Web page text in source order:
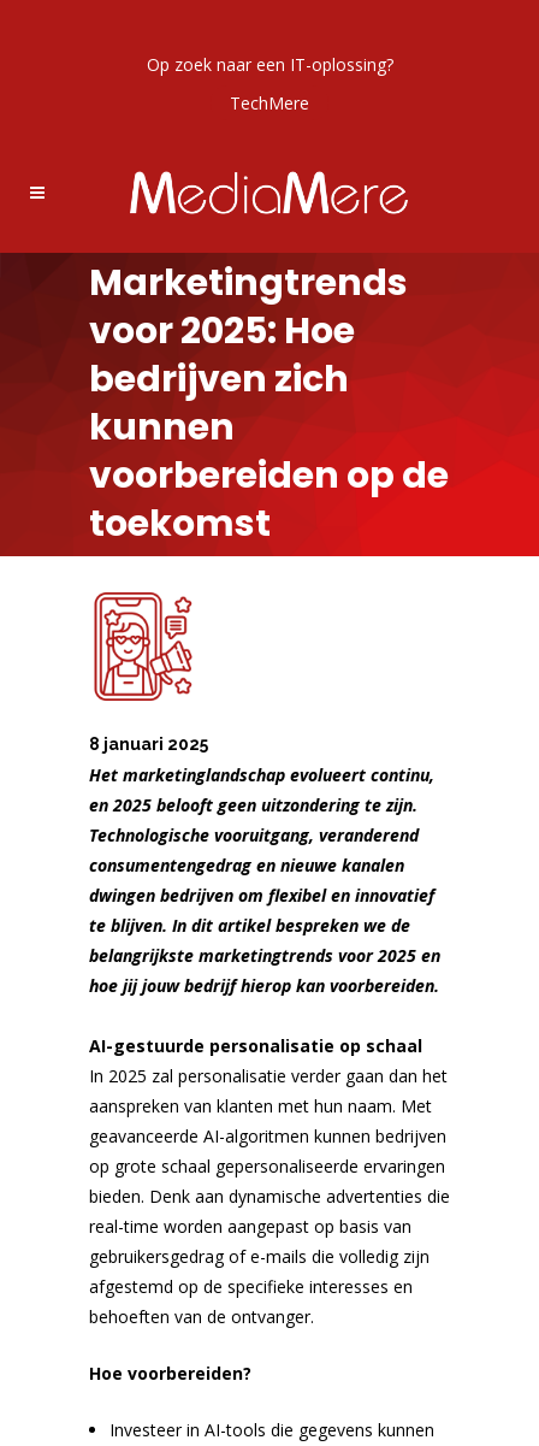
Op zoek naar een IT-oplossing?
TechMere
Marketingtrends
voor 2025: Hoe
bedrijven zich
kunnen
voorbereiden op de
toekomst
8 januari 2025
Het marketinglandschap evolueert continu,
en 2025 belooft geen uitzondering te zijn.
Technologische vooruitgang, veranderend
consumentengedrag en nieuwe kanalen
dwingen bedrijven om flexibel en innovatief
te blijven. In dit artikel bespreken we de
belangrijkste marketingtrends voor 2025 en
hoe jij jouw bedrijf hierop kan voorbereiden.
AI-gestuurde personalisatie op schaal
In 2025 zal personalisatie verder gaan dan het
aanspreken van klanten met hun naam. Met
geavanceerde AI-algoritmen kunnen bedrijven
op grote schaal gepersonaliseerde ervaringen
bieden. Denk aan dynamische advertenties die
real-time worden aangepast op basis van
gebruikersgedrag of e-mails die volledig zijn
afgestemd op de specifieke interesses en
behoeften van de ontvanger.
Hoe voorbereiden?
Investeer in AI-tools die gegevens kunnen